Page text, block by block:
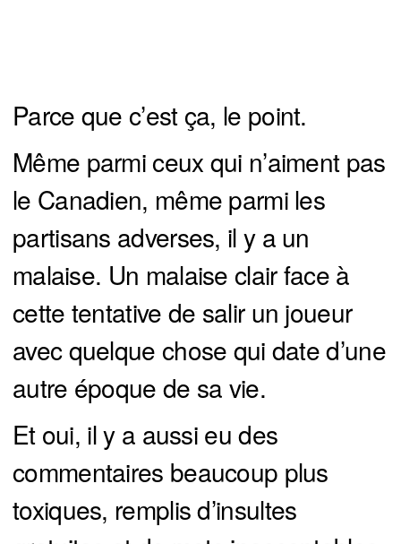
Parce que c’est ça, le point.
Même parmi ceux qui n’aiment pas
le Canadien, même parmi les
partisans adverses, il y a un
malaise. Un malaise clair face à
cette tentative de salir un joueur
avec quelque chose qui date d’une
autre époque de sa vie.
Et oui, il y a aussi eu des
commentaires beaucoup plus
toxiques, remplis d’insultes